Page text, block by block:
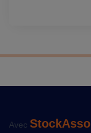
Avec StockAsso